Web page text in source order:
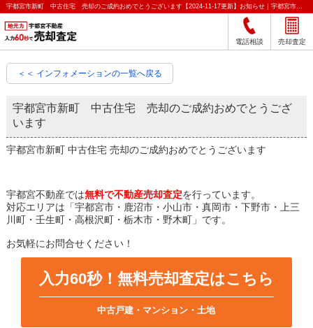
宇都宮市新町 中古住宅 売却のご成約おめでとうございます【2024-11-17更新】お知らせ｜宇都宮市の不動産をクイック売却査定｜宇都宮不動産
電話相談 売却査定
＜＜ インフォメーションの一覧へ戻る
宇都宮市新町 中古住宅 売却のご成約おめでとうござ
います
宇都宮市新町 中古住宅 売却のご成約おめでとうございます
宇都宮不動産では無料で不動産売却査定を行っています。
対応エリアは「宇都宮市・鹿沼市・小山市・真岡市・下野市・上三
川町・壬生町・高根沢町・栃木市・野木町」です。
お気軽にお問合せください！
入力60秒！無料売却査定はこちら
中古戸建・マンション・土地